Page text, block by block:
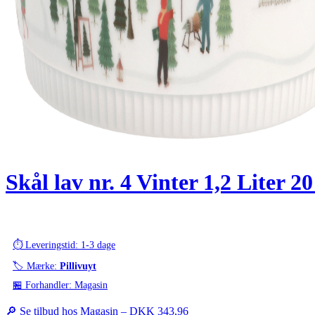
Skål lav nr. 4 Vinter 1,2 Liter
⏱️ Leveringstid: 1-3 dage
🏷️ Mærke: Pillivuyt
🏪 Forhandler: Magasin
🔎 Se tilbud hos Magasin – DKK 343,96